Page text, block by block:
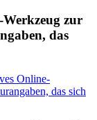
zur
das
Online-
das sich